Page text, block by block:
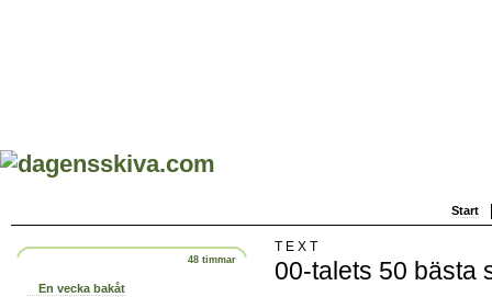
Start
48 timmar
En vecka bakåt
TEXT
00-talets 50 bästa